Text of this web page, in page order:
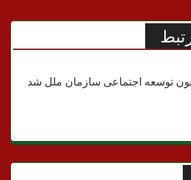
توسعه اجتماعی سازمان ملل شد